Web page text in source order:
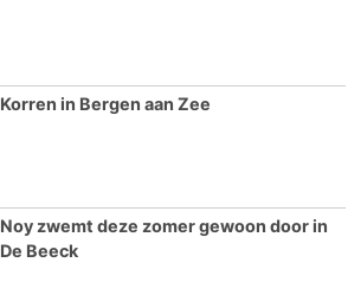
Korren in Bergen aan Zee
Noy zwemt deze zomer gewoon door in
De Beeck